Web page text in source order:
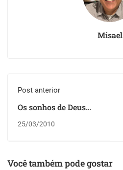
Misael
Post anterior
Os sonhos de Deus
(conclusão)
25/03/2010
Você também pode gostar